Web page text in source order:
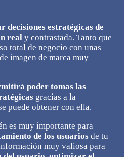
decisiones estratégicas de
real y contrastada. Tanto que
total de negocio con unas
imagen de marca muy
poder tomas las
gracias a la
puede obtener con ella.
es muy importante para
de los usuarios de tu
muy valiosa para